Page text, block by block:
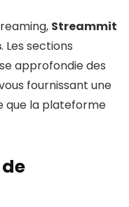
Streammit
. Les sections
approfondie des
fournissant une
que la plateforme